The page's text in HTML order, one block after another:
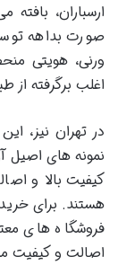
ارسباران،
صورت بداهه
ورنی، هویتی
اغلب برگرفته از
در تهران نیز،
نمونه های اصیل
کیفیت بالا و
هستند. برای
فروشگاه های
اصالت و کیفیت